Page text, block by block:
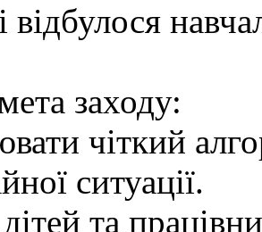
відбулося
заходу:
чіткий
ситуації.
та